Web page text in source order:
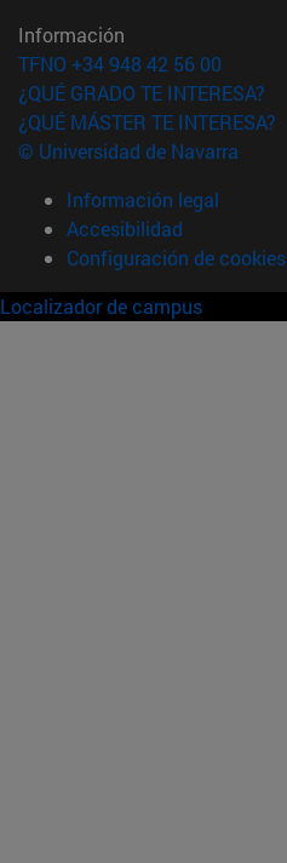
Información
TFNO +34 948 42 56 00
¿QUÉ GRADO TE INTERESA?
¿QUÉ MÁSTER TE INTERESA?
© Universidad de Navarra
Información legal
Accesibilidad
Configuración de cookies
Localizador de campus